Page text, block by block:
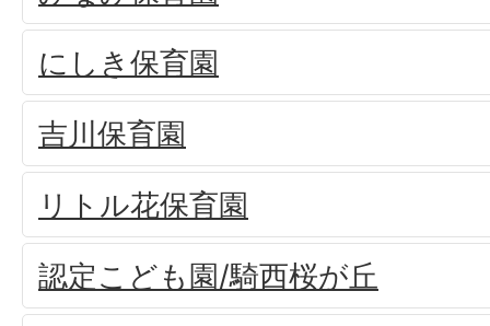
にしき保育園
吉川保育園
リトル花保育園
認定こども園/騎西桜が丘